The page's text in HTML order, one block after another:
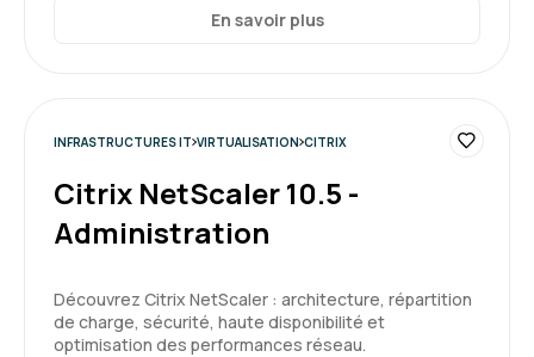
En savoir plus
INFRASTRUCTURES IT VIRTUALISATION CITRIX
Citrix NetScaler 10.5 -
Administration
Découvrez Citrix NetScaler : architecture, répartition
de charge, sécurité, haute disponibilité et
optimisation des performances réseau.